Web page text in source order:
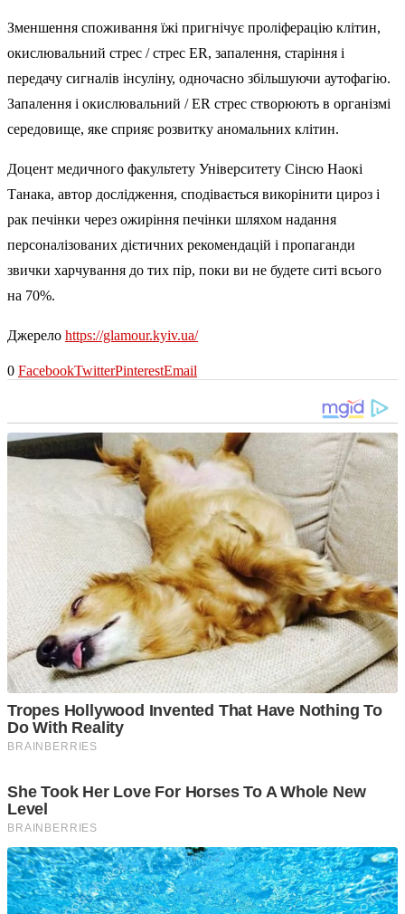
Зменшення споживання їжі пригнічує проліферацію клітин,
окислювальний стрес / стрес ER, запалення, старіння і
передачу сигналів інсуліну, одночасно збільшуючи аутофагію.
Запалення і окислювальний / ER стрес створюють в організмі
середовище, яке сприяє розвитку аномальних клітин.
Доцент медичного факультету Університету Сінсю Наокі
Танака, автор дослідження, сподівається викорінити цироз і
рак печінки через ожиріння печінки шляхом надання
персоналізованих дієтичних рекомендацій і пропаганди
звички харчування до тих пір, поки ви не будете ситі всього
на 70%.
Джерело https://glamour.kyiv.ua/
0 FacebookTwitterPinterestEmail